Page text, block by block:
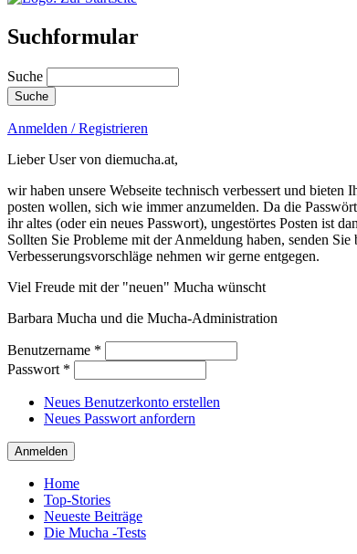
Suchformular
Suche
Anmelden / Registrieren
Lieber User von diemucha.at,
wir haben unsere Webseite technisch verbessert und
posten wollen, sich wie immer anzumelden. Da die
ihr altes (oder ein neues Passwort), ungestörtes Posten ist
Sollten Sie Probleme mit der Anmeldung haben, senden
Verbesserungsvorschläge nehmen wir gerne entgegen.
Viel Freude mit der "neuen" Mucha wünscht
Barbara Mucha und die Mucha-Administration
Benutzername *
Passwort *
Neues Benutzerkonto erstellen
Neues Passwort anfordern
Home
Top-Stories
Neueste Beiträge
Die Mucha -Tests